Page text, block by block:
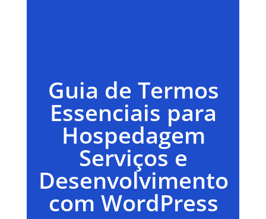
Guia de Termos
Essenciais para
Hospedagem
Serviços e
Desenvolvimento
com WordPress